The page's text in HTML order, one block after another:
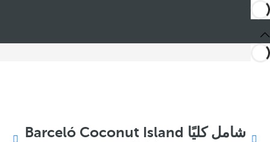
شامل كليًا Barceló Coconut Island